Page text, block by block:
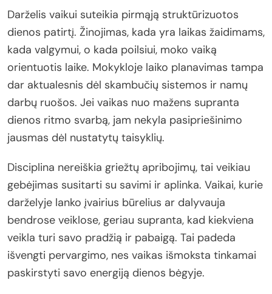
Darželis vaikui suteikia pirmąją struktūrizuotos
dienos patirtį. Žinojimas, kada yra laikas žaidimams,
kada valgymui, o kada poilsiui, moko vaiką
orientuotis laike. Mokykloje laiko planavimas tampa
dar aktualesnis dėl skambučių sistemos ir namų
darbų ruošos. Jei vaikas nuo mažens supranta
dienos ritmo svarbą, jam nekyla pasipriešinimo
jausmas dėl nustatytų taisyklių.
Disciplina nereiškia griežtų apribojimų, tai veikiau
gebėjimas susitarti su savimi ir aplinka. Vaikai, kurie
darželyje lanko įvairius būrelius ar dalyvauja
bendrose veiklose, geriau supranta, kad kiekviena
veikla turi savo pradžią ir pabaigą. Tai padeda
išvengti pervargimo, nes vaikas išmoksta tinkamai
paskirstyti savo energiją dienos bėgyje.